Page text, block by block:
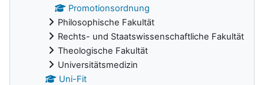
Promotionsordnung
Philosophische Fakultät
Rechts- und Staatswissenschaftliche Fakultät
Theologische Fakultät
Universitätsmedizin
Uni-Fit